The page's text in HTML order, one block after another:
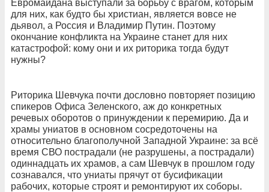
Евромайдана выступали за борьбу с врагом, которым
для них, как будто бы христиан, является вовсе не
дьявол, а Россия и Владимир Путин. Поэтому
окончание конфликта на Украине станет для них
катастрофой: кому они и их риторика тогда будут
нужны?
Риторика Шевчука почти дословно повторяет позицию
спикеров Офиса Зеленского, аж до конкретных
речевых оборотов о принуждении к перемирию. Да и
храмы униатов в основном сосредоточены на
относительно благополучной Западной Украине: за всё
время СВО пострадали (не разрушены, а пострадали)
одиннадцать их храмов, а сам Шевчук в прошлом году
сознавался, что униаты прячут от бусификации
рабочих, которые строят и ремонтируют их соборы.